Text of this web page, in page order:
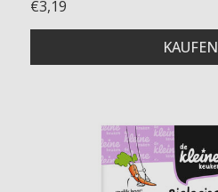
€3,19
KAUFEN